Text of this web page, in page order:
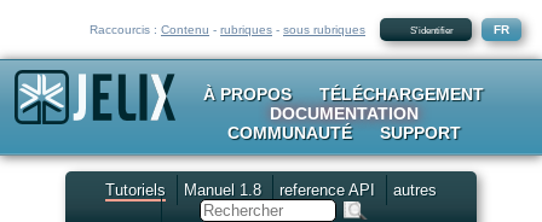
Raccourcis : Contenu - rubriques - sous rubriques S'identifier FR
À PROPOS
TÉLÉCHARGEMENT
DOCUMENTATION
COMMUNAUTÉ
SUPPORT
Tutoriels Manuel 1.8 reference API
autres
Rechercher